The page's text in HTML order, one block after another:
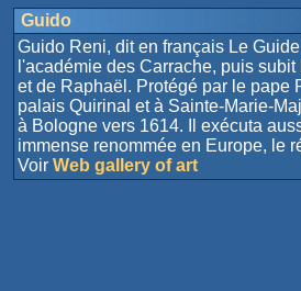
Guido
Guido Reni, dit en français Le
l'académie des Carrache, puis
et de Raphaël. Protégé par le pape
palais Quirinal et à Sainte-Marie-
à Bologne vers 1614. Il exécuta
immense renommée en Europe, le
Voir Web gallery of art